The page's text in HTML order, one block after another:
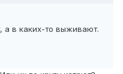
а в каких-то выживают.